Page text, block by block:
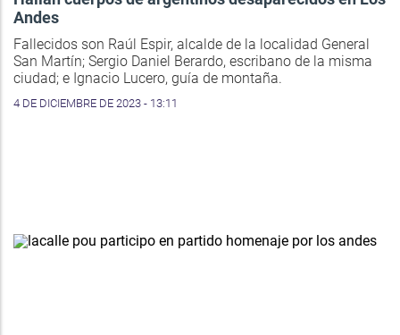
Andes
Fallecidos son Raúl Espir, alcalde de la localidad General
San Martín; Sergio Daniel Berardo, escribano de la misma
ciudad; e Ignacio Lucero, guía de montaña.
4 DE DICIEMBRE DE 2023 - 13:11